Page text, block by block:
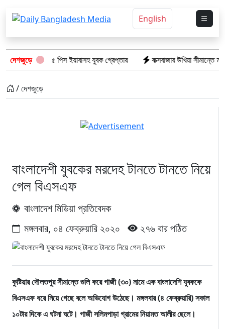
English
দেশজুড়ে১৫ পিস ইয়াবাসহ যুবক গ্রেপ্তার কক্সবাজার উখিয়া সীমান্তে মাইন
/ দেশজুড়ে
বাংলাদেশী যুবকের মরদেহ টানতে টানতে নিয়ে
গেল বিএসএফ
বাংলাদেশ মিডিয়া প্রতিবেদক
মঙ্গলবার, ০৪ ফেব্রুয়ারি ২০২০
২৭৬ বার পঠিত
কুষ্টিয়ার দৌলতপুর সীমান্তে গুলি করে গাজী (৩০) নামে এক বাংলাদেশি যুবককে
বিএসএফ ধরে নিয়ে গেছে বলে অভিযোগ উঠেছে। মঙ্গলবার (৪ ফেব্রুয়ারি) সকাল
১০টার দিকে এ ঘটনা ঘটে। গাজী সলিমপাড়া গ্রামের নিয়ামত আলীর ছেলে।